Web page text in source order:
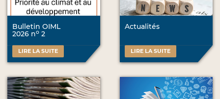
Bulletin OIML
2026 no 2
LIRE LA SUITE
Actualités
LIRE LA SUITE